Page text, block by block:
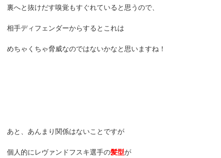
裏へと抜けだす嗅覚もすぐれていると思うので、
相手ディフェンダーからするとこれは
めちゃくちゃ脅威なのではないかなと思いますね！
あと、あんまり関係はないことですが
個人的にレヴァンドフスキ選手の髪型が